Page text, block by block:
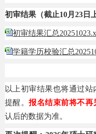
初审结果（截止10月23 日
初审结果汇总
学籍学历校验汇总
以上初审结果也将通过
提醒。报名结束前将不再
认后的数据为准。